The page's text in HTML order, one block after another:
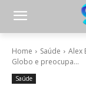
Home Saúde
Alex
Globo e preocupa...
Saúde